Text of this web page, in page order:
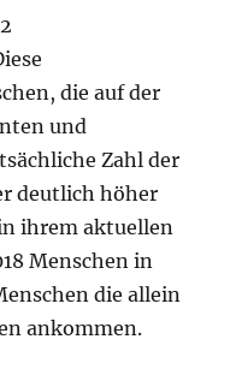
die auf der
und
Zahl der
deutlich höher
ihrem aktuellen
Menschen in
die allein
ankommen.